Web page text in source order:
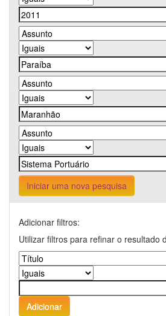
Iniciar uma nova pesquisa
Adicionar filtros:
Utilizar filtros para refinar o resultado